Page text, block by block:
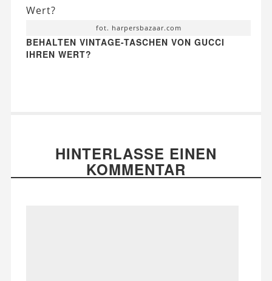
fot. harpersbazaar.com
BEHALTEN VINTAGE-TASCHEN VON GUCCI
IHREN WERT?
HINTERLASSE EINEN
KOMMENTAR